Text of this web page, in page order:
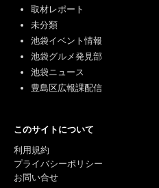
取材レポート
未分類
池袋イベント情報
池袋グルメ発見部
池袋ニュース
豊島区広報課配信
このサイトについて
利用規約
プライバシーポリシー
お問い合せ